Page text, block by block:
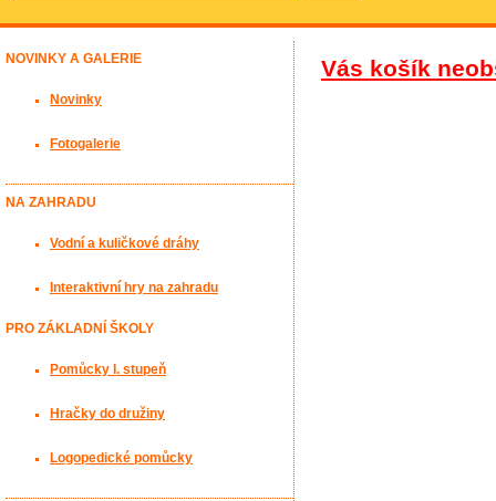
Vás košík
NOVINKY A GALERIE
Novinky
Fotogalerie
NA ZAHRADU
Vodní a kuličkové dráhy
Interaktivní hry na zahradu
PRO ZÁKLADNÍ ŠKOLY
Pomůcky I. stupeň
Hračky do družiny
Logopedické pomůcky